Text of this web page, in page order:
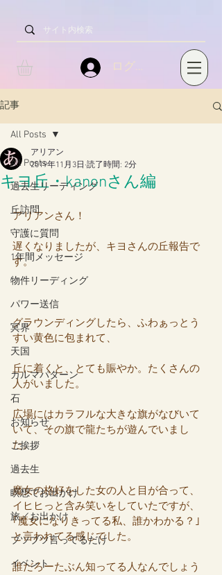
ログイン
記事
All Posts
過去生リーディング
丘訪問
守護に質問
1年間メッセージ
物件リーディング
パワー送信
冥界
天国
カルマパターン
石
お知らせ
ご挨拶
過去生
瞑想でお出かけ
旅／お出かけ
ブツブツ言ってるだけ
イベント
All Posts
キヨ丘・kanonさん編
アリアン
2019年11月3日 読了時間: 2分
アリアンさん！
遅くなりましたが、キヨさんの丘報告で
す。
グラウンディングしたら、ふわぁっとう
すい黄色に包まれて、
丘に着くと、とても賑やか。たくさんの
人がいました。
広場にはカラフルな大きな旗がなびいて
いて、その旗で龍たちが遊んでいまし
た。
魔女の格好をした女の人と目が合って、
イヒヒっと含み笑いをしていたですが、
｢魔女になりきってる私、誰かわかる？｣
と言われてる感じでした。
誰だろーたぶん知ってる人なんでしょう